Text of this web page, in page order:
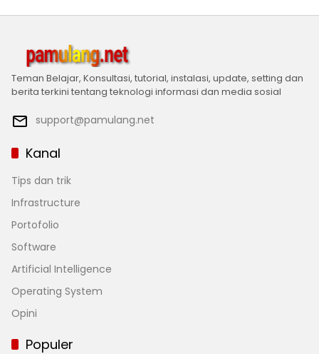
Teman Belajar, Konsultasi, tutorial, instalasi, update, setting dan
berita terkini tentang teknologi informasi dan media sosial
support@pamulang.net
Kanal
Tips dan trik
Infrastructure
Portofolio
Software
Artificial Intelligence
Operating System
Opini
Populer